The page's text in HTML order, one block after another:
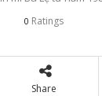
0 Ratings
Share